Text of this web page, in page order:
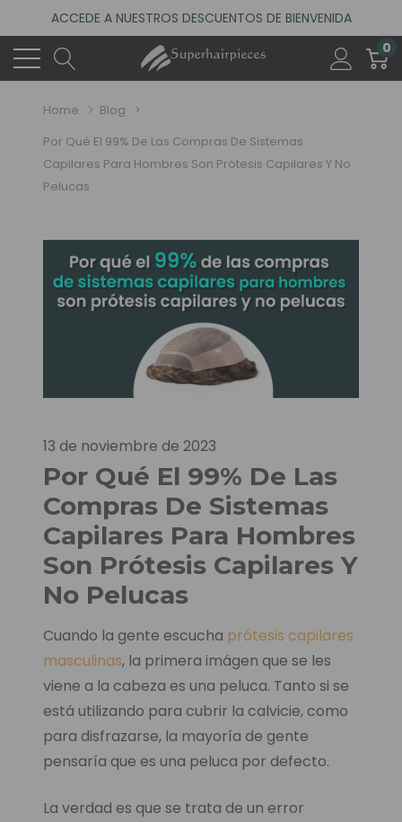
ACCEDE A NUESTROS DESCUENTOS DE BIENVENIDA
4.6
(485 reseñas)
VISITA NUESTRO NUEVO SALÓN EN MADRID
0
Home
Blog
Por Qué El 99% De Las Compras De Sistemas
Capilares Para Hombres Son Prótesis Capilares Y No
Pelucas
13 de noviembre de 2023
Por Qué El 99% De Las
Compras De Sistemas
Capilares Para Hombres
Son Prótesis Capilares Y
No Pelucas
Cuando la gente escucha prótesis capilares
masculinas, la primera imágen que se les
viene a la cabeza es una peluca. Tanto si se
está utilizando para cubrir la calvicie, como
para disfrazarse, la mayoría de gente
pensaría que es una peluca por defecto.
La verdad es que se trata de un error